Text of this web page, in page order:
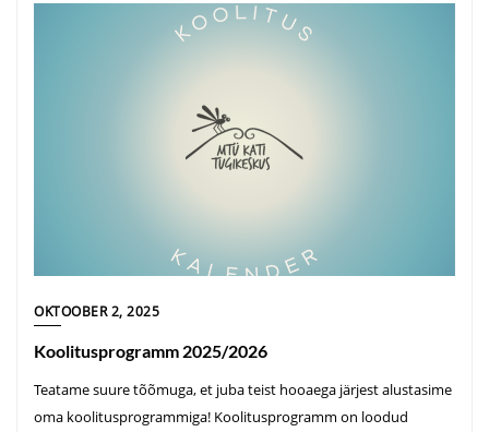
OKTOOBER 2, 2025
Koolitusprogramm 2025/2026
Teatame suure tõõmuga, et juba teist hooaega järjest alustasime
oma koolitusprogrammiga! Koolitusprogramm on loodud